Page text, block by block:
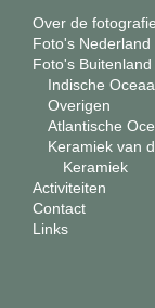
Over de fotografie
Foto's Nederland
Foto's Buitenland
Indische
Overigen
Atlantische
Keramiek van
Keramiek
Activiteiten
Contact
Links